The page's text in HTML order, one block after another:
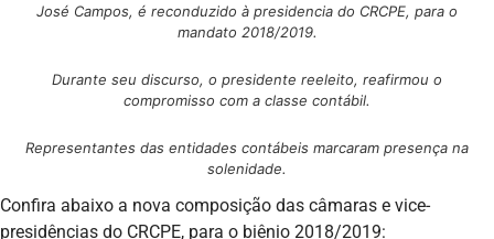
José Campos, é reconduzido à presidencia do CRCPE, para o
mandato 2018/2019.
Durante seu discurso, o presidente reeleito, reafirmou o
compromisso com a classe contábil.
Representantes das entidades contábeis marcaram presença na
solenidade.
Confira abaixo a nova composição das câmaras e vice-
presidências do CRCPE, para o biênio 2018/2019: